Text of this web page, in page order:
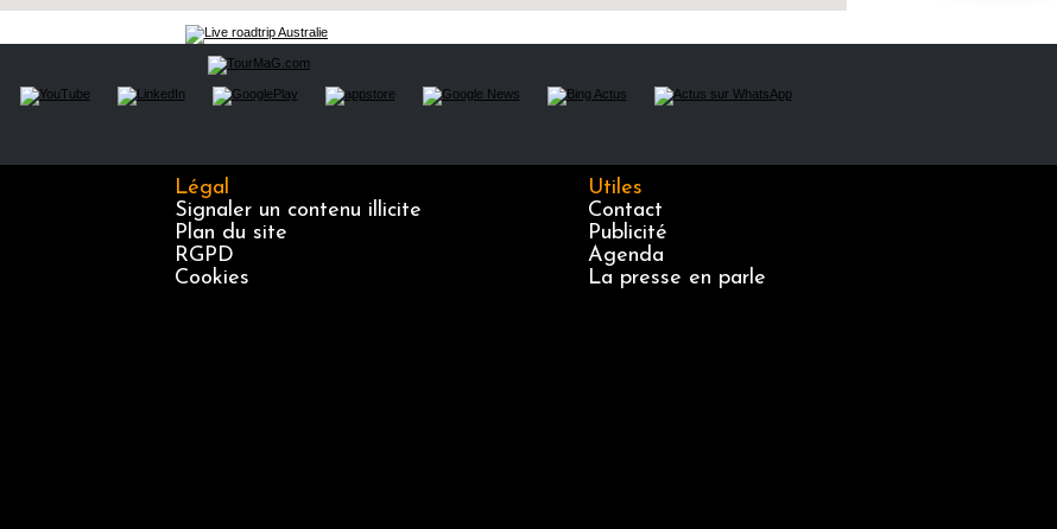
Légal
Signaler un contenu illicite
Plan du site
RGPD
Cookies
Utiles
Contact
Publicité
Agenda
La presse en parle